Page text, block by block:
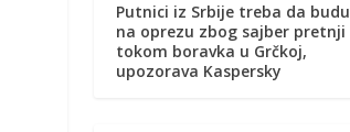
Putnici iz Srbije treba da budu
na oprezu zbog sajber pretnji
tokom boravka u Grčkoj,
upozorava Kaspersky